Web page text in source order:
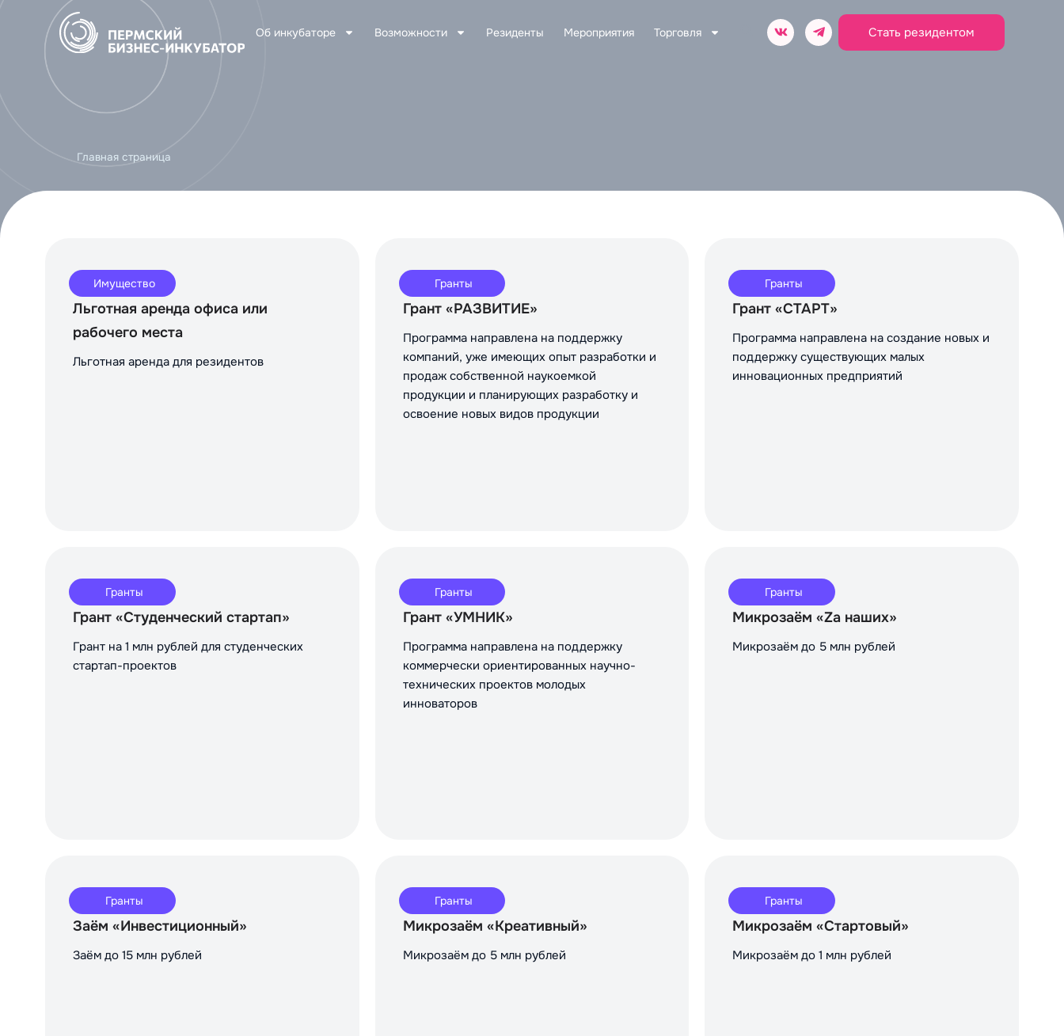
Об инкубаторе Возможности Резиденты Мероприятия Торговля Стать резидентом
Главная страница
Имущество
Льготная аренда офиса или
рабочего места
Льготная аренда для резидентов
Гранты
Грант «РАЗВИТИЕ»
Программа направлена на поддержку
компаний, уже имеющих опыт разработки и
продаж собственной наукоемкой
продукции и планирующих разработку и
освоение новых видов продукции
Гранты
Грант «СТАРТ»
Программа направлена на создание новых и
поддержку существующих малых
инновационных предприятий
Гранты
Грант «Студенческий стартап»
Грант на 1 млн рублей для студенческих
стартап-проектов
Гранты
Грант «УМНИК»
Программа направлена на поддержку
коммерчески ориентированных научно-
технических проектов молодых
инноваторов
Гранты
Микрозаём «Za наших»
Микрозаём до 5 млн рублей
Гранты
Заём «Инвестиционный»
Заём до 15 млн рублей
Гранты
Микрозаём «Креативный»
Микрозаём до 5 млн рублей
Гранты
Микрозаём «Стартовый»
Микрозаём до 1 млн рублей